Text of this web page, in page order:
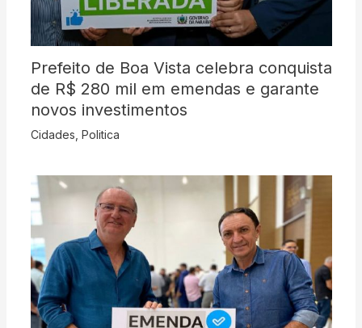
Prefeito de Boa Vista celebra conquista
de R$ 280 mil em emendas e garante
novos investimentos
Cidades Politica